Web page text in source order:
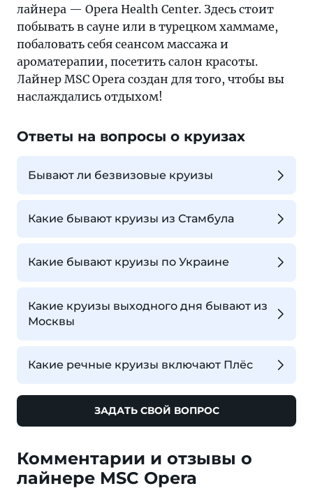
лайнера — Opera Health Center. Здесь стоит
побывать в сауне или в турецком хаммаме,
побаловать себя сеансом массажа и
ароматерапии, посетить салон красоты.
Лайнер MSC Opera создан для того, чтобы вы
наслаждались отдыхом!
Ответы на вопросы о круизах
Бывают ли безвизовые круизы
Какие бывают круизы из Стамбула
Какие бывают круизы по Украине
Какие круизы выходного дня бывают из
Москвы
Какие речные круизы включают Плёс
ЗАДАТЬ СВОЙ ВОПРОС
Комментарии и отзывы о
лайнере MSC Opera